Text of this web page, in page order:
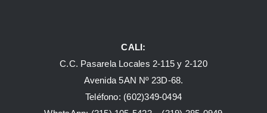
CALI:
C.C. Pasarela Locales 2-115 y 2-120
Avenida 5AN Nº 23D-68.
Teléfono: (602)349-0494